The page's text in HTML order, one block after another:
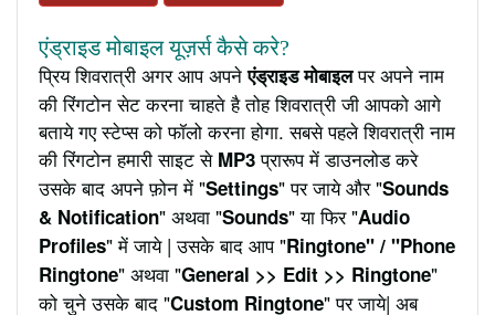
एंड्राइड मोबाइल यूज़र्स कैसे करे?
प्रिय शिवरात्री अगर आप अपनेएंड्राइड मोबाइलपर अपने नाम
की रिंगटोन सेट करना चाहते है तोह शिवरात्री जी आपको आगे
बताये गए स्टेप्स को फॉलो करना होगा. सबसे पहले शिवरात्री नाम
की रिंगटोन हमारी साइट से MP3प्रारूप में डाउनलोड करे
उसके बाद अपने फ़ोन में "Settings" पर जाये और "Sounds
& Notification" अथवा "Sounds" या फिर "Audio
Profiles" में जाये | उसके बाद आप "Ringtone" / "Phone
Ringtone" अथवा "General >> Edit >> Ringtone"
को चुने उसके बाद "Custom Ringtone" पर जाये| अब